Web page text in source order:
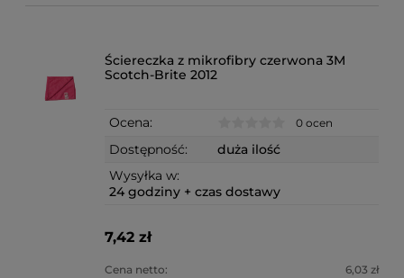
Ściereczka z mikrofibry czerwona 3M
Scotch-Brite 2012
Ocena: 0 ocen
Dostępność:
duża ilość
Wysyłka w:
24 godziny + czas dostawy
7,42 zł
Cena netto: 6,03 zł